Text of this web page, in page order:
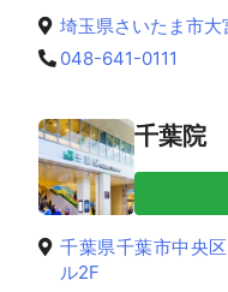
埼玉県さいたま市
048-641-0111
千葉院
千葉県千葉市中央
ル2F